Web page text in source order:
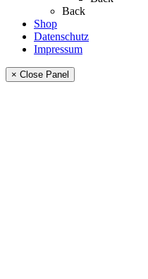
Back
Shop
Datenschutz
Impressum
× Close Panel